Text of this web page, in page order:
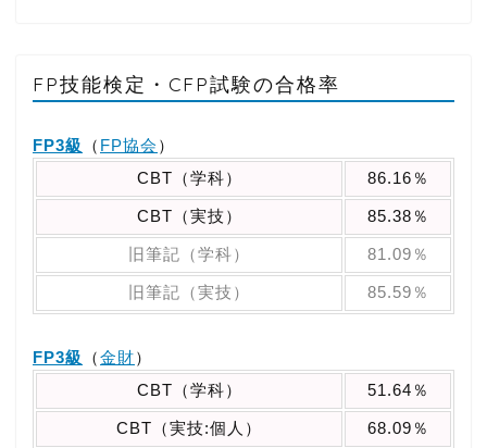
FP技能検定・CFP試験の合格率
FP3級 （ FP協会 ）
CBT（学科）
86.16％
CBT（実技） 85.38％
旧筆記（学科） 81.09％
旧筆記（実技） 85.59％
FP3級 （金財）
CBT（学科）
51.64％
CBT（実技:個人） 68.09％